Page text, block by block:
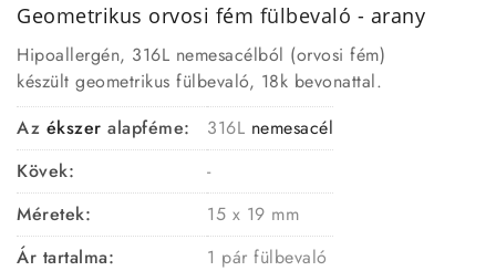
Geometrikus orvosi fém fülbevaló - arany
Hipoallergén, 316L nemesacélból (orvosi fém)
készült geometrikus fülbevaló, 18k bevonattal.
Az ékszer alapféme: 316L nemesacél
Kövek:
-
Méretek:
15 x 19 mm
Ár tartalma:
1 pár fülbevaló